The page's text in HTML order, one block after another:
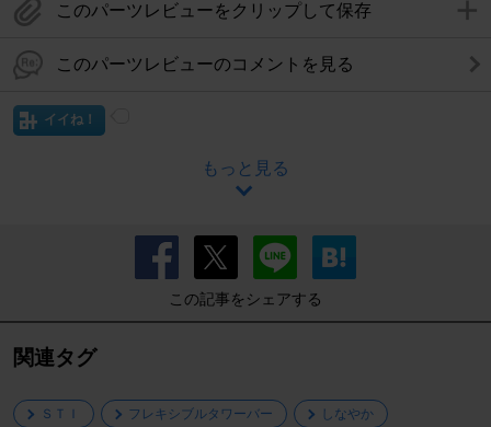
このパーツレビューをクリップして保存
このパーツレビューのコメントを見る
イイね！
もっと見る
この記事をシェアする
関連タグ
ＳＴＩ フレキシブルタワーバー しなやか